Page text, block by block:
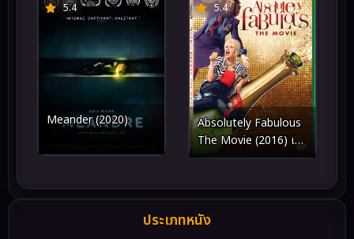
5.4
Meander (2020)
5.4
Absolutely Fabulous
The Movie (2016) เว่อ
ร์สุด มนุษย์ป้า!
ประเภทหนัง